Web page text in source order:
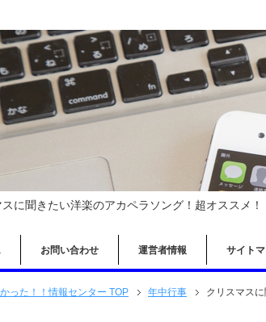
に聞きたい洋楽のアカペラソング！超オススメ！
お問い合わせ 運営者情報 サイト
った！！情報センター TOP 年中行事 クリスマス